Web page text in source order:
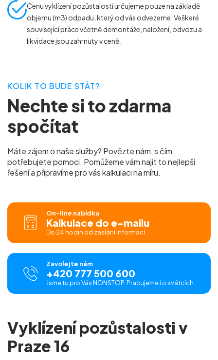
Cenu vyklízení pozůstalostí určujeme pouze na základě
objemu (m3) odpadu, který od vás odvezeme. Veškeré
související práce včetně demontáže, naložení, odvozu a
likvidace jsou zahrnuty v ceně.
KOLIK TO BUDE STÁT?
Nechte si to zdarma
spočítat
Máte zájem o naše služby? Povězte nám, s čím
potřebujete pomoci. Pomůžeme vám najít to nejlepší
řešení a připravíme pro vás kalkulaci na míru.
On-line nabídka
Kalkulace do e-mailu
Do 24 hodin od zaslání informací.
Zavolejte nám
+420 777 500 600
Jsme tu pro Vás NONSTOP. Pracujeme i o svátcích.
Vyklízení pozůstalosti v
Praze 16